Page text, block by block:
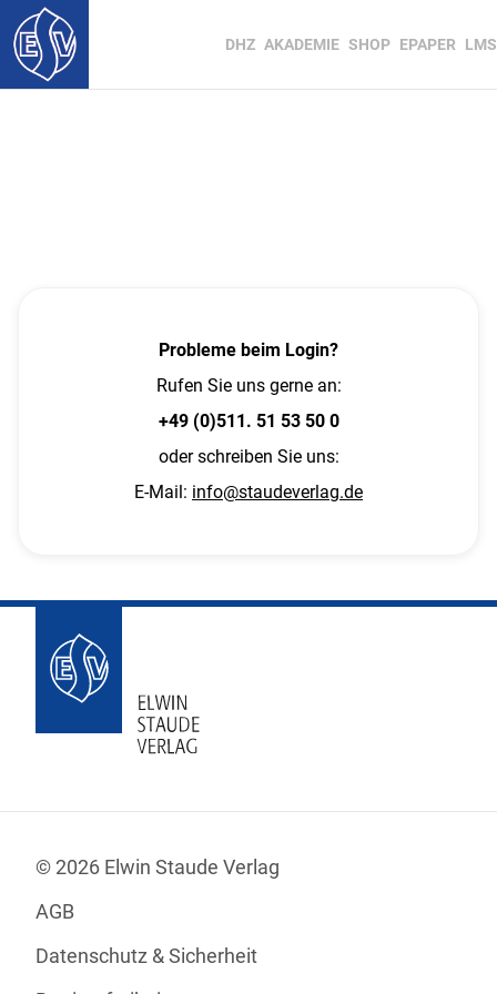
DHZ AKADEMIE SHOP EPAPER LMS
Probleme beim Login?
Rufen Sie uns gerne an:
+49 (0)511. 51 53 50 0
oder schreiben Sie uns:
E-Mail: info@staudeverlag.de
© 2026 Elwin Staude Verlag
AGB
Datenschutz & Sicherheit